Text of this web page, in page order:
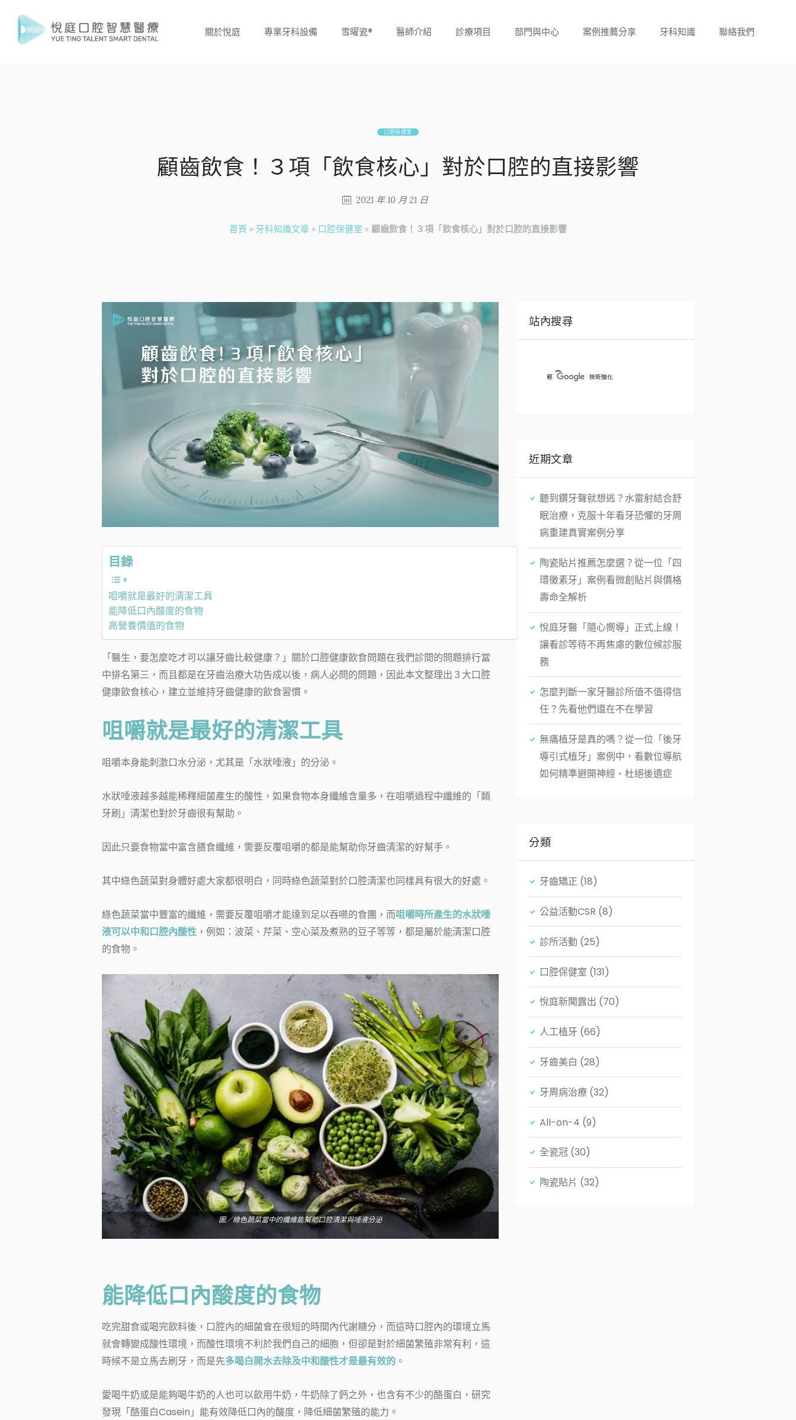
關於悅庭 專業牙科設備 雪曜瓷® 醫師介紹 診療項目 部門與中心 案例推薦分享 牙科知識 聯絡我們
口腔保健室
顧齒飲食！３項「飲食核心」對於口腔的直接影響
2021 年 10 月 21 日
首頁 » 牙科知識文章 » 口腔保健室 » 顧齒飲食！３項「飲食核心」對於口腔的直接影響
目錄
咀嚼就是最好的清潔工具
能降低口內酸度的食物
高營養價值的食物
「醫生，要怎麼吃才可以讓牙齒比較健康？」關於口腔健康飲食問題在我們診間的問題排行當
中排名第三，而且都是在牙齒治療大功告成以後，病人必問的問題，因此本文整理出３大口腔
健康飲食核心，建立並維持牙齒健康的飲食習慣。
咀嚼就是最好的清潔工具
咀嚼本身能刺激口水分泌，尤其是「水狀唾液」的分泌。
水狀唾液越多越能稀釋細菌產生的酸性 ， 如果食物本身纖維含量多，在咀嚼過程中纖維的「類
牙刷」清潔也對於牙齒很有幫助。
因此只要食物當中富含膳食纖維，需要反覆咀嚼的都是能幫助你牙齒清潔的好幫手。
其中綠色蔬菜對身體好處大家都很明白，同時綠色蔬菜對於口腔清潔也同樣具有很大的好處。
綠色蔬菜當中豐富的纖維，需要反覆咀嚼才能達到足以吞嚥的食團，而咀嚼時所產生的水狀唾
液可以中和口腔內酸性 ，例如： 波菜、芹菜、空心菜及煮熟的豆子等等，都是屬於能清潔口腔
的食物。
圖／綠色蔬菜當中的纖維能幫助口腔清潔與唾液分泌
能降低口內酸度的食物
吃完甜食或喝完飲料後，口腔內的細菌會在很短的時間內代謝糖分，而這時口腔內的環境立馬
就會轉變成酸性環境，而酸性環境不利於我們自己的細胞，但卻是對於細菌繁殖非常有利，這
時候不是立馬去刷牙，而是先多喝白開水去除及中和酸性才是最有效的 。
愛喝牛奶或是能夠喝牛奶的人也可以飲用牛奶，牛奶除了鈣之外，也含有不少的酪蛋白，研究
發現「酪蛋白Casein」能有效降低口內的酸度，降低細菌繁殖的能力。
站內搜尋
近期文章
聽到鑽牙聲就想逃？水雷射結合舒
眠治療，克服十年看牙恐懼的牙周
病重建真實案例分享
陶瓷貼片推薦怎麼選？從一位「四
環黴素牙」案例看微創貼片與價格
壽命全解析
悅庭牙醫「隨心嚮導」正式上線！
讓看診等待不再焦慮的數位候診服
務
怎麼判斷一家牙醫診所值不值得信
任？先看他們還在不在學習
無痛植牙是真的嗎？從一位「後牙
導引式植牙」案例中，看數位導航
如何精準避開神經、杜絕後遺症
分類
牙齒矯正(18)
公益活動CSR (8)
診所活動 (25)
口腔保健室 (131)
悅庭新聞露出 (70)
人工植牙 (66)
牙齒美白 (28)
牙周病治療(32)
All-on-4 (9)
全瓷冠(30)
陶瓷貼片 (32)